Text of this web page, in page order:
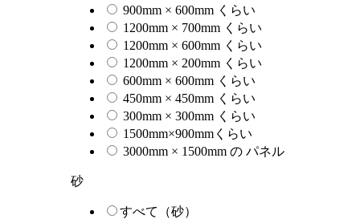
900mm × 600mm くらい
1200mm × 700mm くらい
1200mm × 600mm くらい
1200mm × 200mm くらい
600mm × 600mm くらい
450mm × 450mm くらい
300mm × 300mm くらい
1500mm×900mmくらい
3000mm × 1500mm の パネル
砂
すべて（砂）